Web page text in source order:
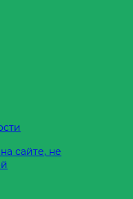
сайте, не